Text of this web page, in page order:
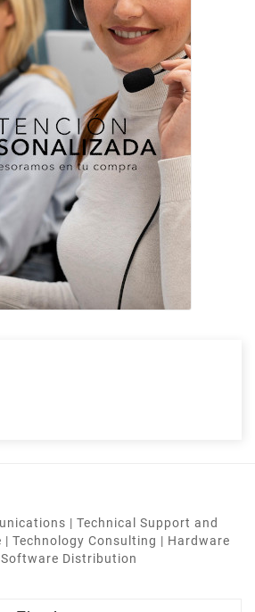
| Technical Support and
| Technology Consulting | Hardware
Distribution